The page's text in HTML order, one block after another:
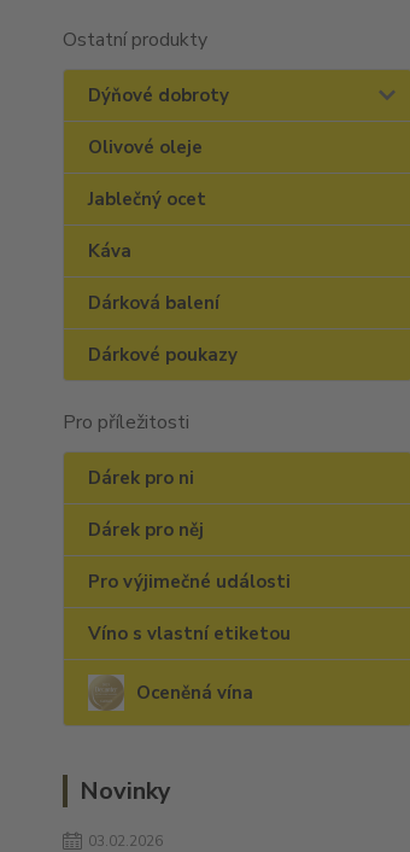
Ostatní produkty
Dýňové dobroty
Olivové oleje
Jablečný ocet
Káva
Dárková balení
Dárkové poukazy
Pro příležitosti
Dárek pro ni
Dárek pro něj
Pro výjimečné události
Víno s vlastní etiketou
Oceněná vína
Novinky
03.02.2026